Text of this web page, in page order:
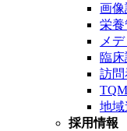
画
栄
メ
臨
訪問
地域
採用情報